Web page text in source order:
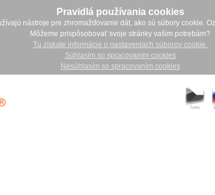
Pravidlá používania cookies
nástroje pre zhromažďovanie dát, ako sú súbory cookie.
Môžeme prispôsobovať svoje stránky vašim potrebám?
Tu získate informácie o nastaveniach súborov cookie.
Súhlasím so spracovaním cookies
Nesúhlasím so spracovaním cookies